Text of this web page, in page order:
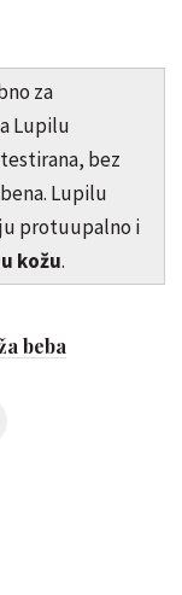
za
Lupilu
bez
Lupilu
protuupalno i
kožu.
beba